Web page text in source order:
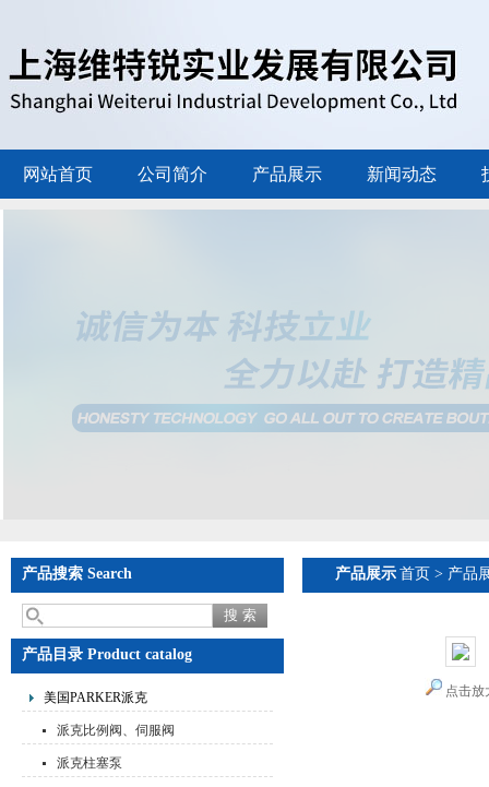
网站首页 公司简介 产品展示 新闻动态
产品搜索 Search
产品目录 Product catalog
美国PARKER派克
派克比例阀、伺服阀
派克柱塞泵
产品展示 首页 > 产品
点击放